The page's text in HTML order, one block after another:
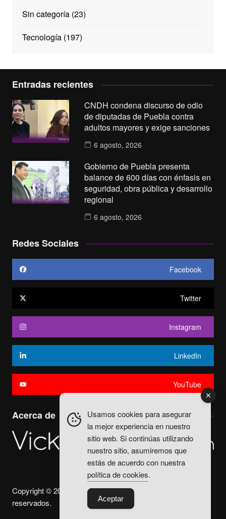
Sin categoría(23)
Tecnología(197)
Entradas recientes
CNDH condena discurso de odio
de diputadas de Puebla contra
adultos mayores y exige sanciones
6 agosto, 2026
Gobierno de Puebla presenta
balance de 600 días con énfasis en
seguridad, obra pública y desarrollo
regional
6 agosto, 2026
Redes Sociales
Facebook
Twitter
Instagram
LinkedIn
YouTube
Acerca de
Copyright © 2025. Vicky Fuentes Todos los derechos
reservados.
Usamos cookies para asegurar
la mejor experiencia en nuestro
sitio web. Si continúas utilizando
nuestro sitio, asumiremos que
estás de acuerdo con nuestra
política de cookies.
Aceptar